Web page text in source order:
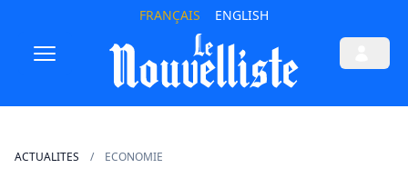
FRANÇAIS ENGLISH
ACTUALITES ECONOMIE